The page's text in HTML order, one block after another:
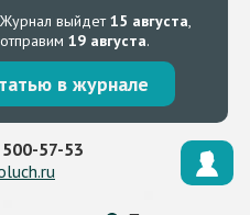
Журнал выйдет15 августа,
19 августа.
в журнале
57-53